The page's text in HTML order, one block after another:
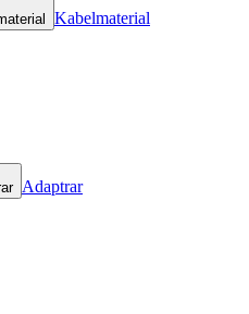
Kabelmaterial
Adaptrar